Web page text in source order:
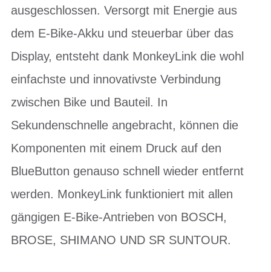
ausgeschlossen. Versorgt mit Energie aus
dem E-Bike-Akku und steuerbar über das
Display, entsteht dank MonkeyLink die wohl
einfachste und innovativste Verbindung
zwischen Bike und Bauteil. In
Sekundenschnelle angebracht, können die
Komponenten mit einem Druck auf den
BlueButton genauso schnell wieder entfernt
werden. MonkeyLink funktioniert mit allen
gängigen E-Bike-Antrieben von BOSCH,
BROSE, SHIMANO UND SR SUNTOUR.